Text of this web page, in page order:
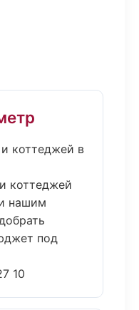
коттеджей в
коттеджей
нашим
под
10